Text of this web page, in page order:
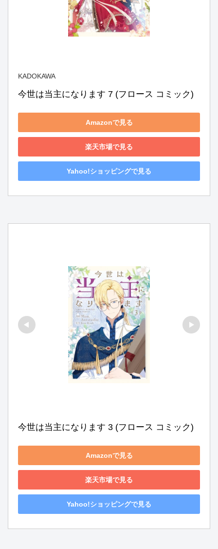
KADOKAWA
今世は当主になります 7 (フロース コミック)
Amazonで見る
楽天市場で見る
Yahoo!ショッピングで見る
今世は当主になります 3 (フロース コミック)
Amazonで見る
楽天市場で見る
Yahoo!ショッピングで見る